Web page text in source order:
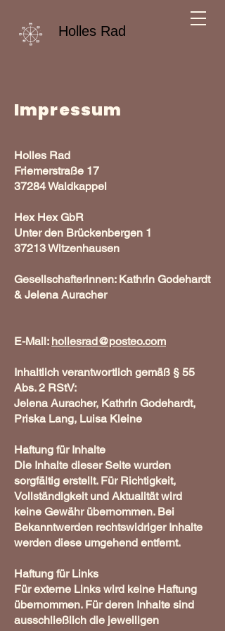
Holles Rad
Impressum
Holles Rad
Friemerstraße 17
37284 Waldkappel
Hex Hex GbR
Unter den Brückenbergen 1
37213 Witzenhausen
Gesellschafterinnen: Kathrin Godehardt
& Jelena Auracher
E-Mail: hollesrad@posteo.com
Inhaltlich verantwortlich gemäß § 55
Abs. 2 RStV:
Jelena Auracher, Kathrin Godehardt,
Priska Lang, Luisa Kleine
Haftung für Inhalte
Die Inhalte dieser Seite wurden
sorgfältig erstellt. Für Richtigkeit,
Vollständigkeit und Aktualität wird
keine Gewähr übernommen. Bei
Bekanntwerden rechtswidriger Inhalte
werden diese umgehend entfernt.
Haftung für Links
Für externe Links wird keine Haftung
übernommen. Für deren Inhalte sind
ausschließlich die jeweiligen